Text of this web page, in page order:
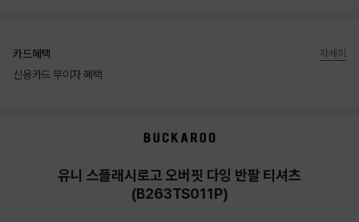
카드혜택
신용카드 무이자 혜택
자세히
유니 스플래시로고 오버핏 다잉 반팔 티셔츠
(B263TS011P)